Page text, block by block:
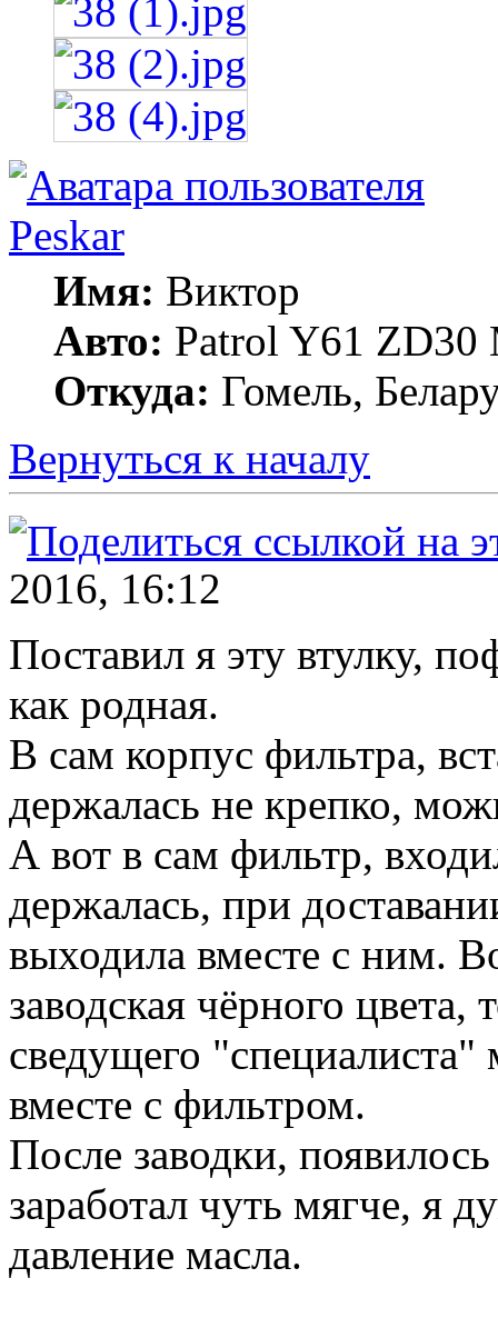
Peskar
Имя: Виктор
Авто: Patrol Y61
Откуда: Гомель,
Вернуться к началу
2016, 16:12
Поставил я эту втулку,
как родная.
В сам корпус фильтра,
держалась не крепко,
А вот в сам фильтр,
держалась, при
выходила вместе с ним.
заводская чёрного
сведущего "специалиста"
вместе с фильтром.
После заводки,
заработал чуть мягче, я
давление масла.